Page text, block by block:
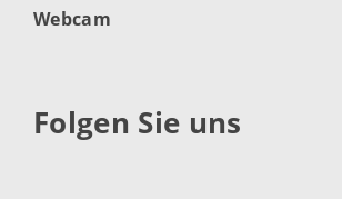
Webcam
Folgen Sie uns